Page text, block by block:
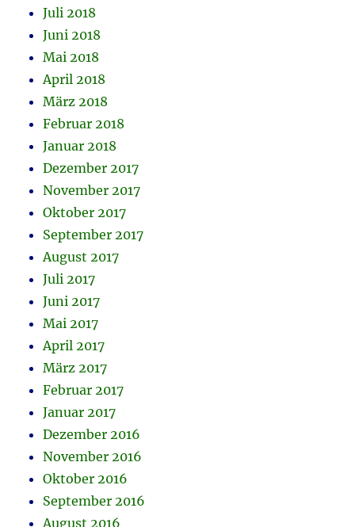
Juli 2018
Juni 2018
Mai 2018
April 2018
März 2018
Februar 2018
Januar 2018
Dezember 2017
November 2017
Oktober 2017
September 2017
August 2017
Juli 2017
Juni 2017
Mai 2017
April 2017
März 2017
Februar 2017
Januar 2017
Dezember 2016
November 2016
Oktober 2016
September 2016
August 2016